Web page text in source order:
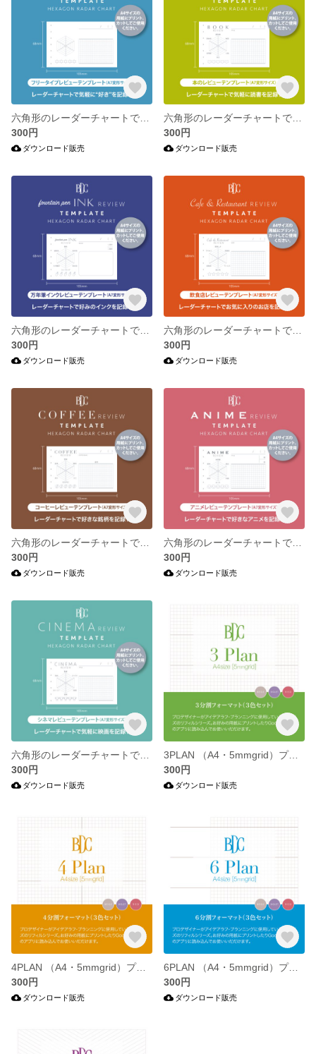
300円
ダウンロード販売
300円
ダウンロード販売
300円
ダウンロード販売
300円
ダウンロード販売
300円
ダウンロード販売
300円
ダウンロード販売
300円
ダウンロード販売
3PLAN （A4・5mmgrid）プロデザイナーがアイデアラフ・プランニングに使用しているA4サイズのリフィルシリーズ。
300円
ダウンロード販売
4PLAN （A4・5mmgrid）プロデザイナーがアイデアラフ・プランニングに使用しているA4サイズのリフィルシリーズ。
300円
ダウンロード販売
6PLAN （A4・5mmgrid）プロデザイナーがアイデアラフ・プランニングに使用しているA4サイズのリフィルシリーズ。
300円
ダウンロード販売